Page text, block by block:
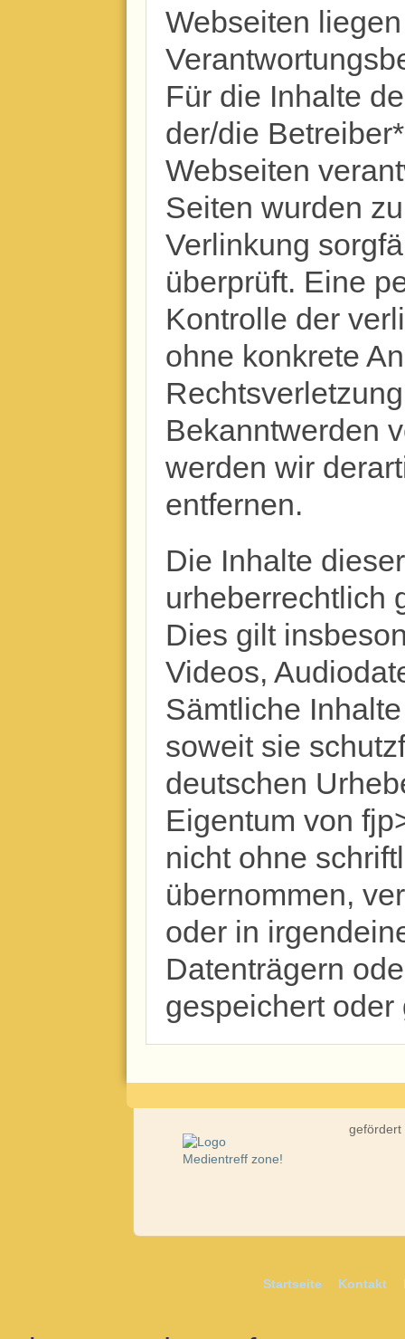
Webseiten
Für die Inhalte
der/die
Webseiten
Seiten wurden
Verlinkung
überprüft. Eine
Kontrolle der
ohne konkrete
Bekanntwerden
werden wir
entfernen.
Die Inhalte
urheberrechtlich
Dies gilt
Videos,
Sämtliche
soweit sie
deutschen
Eigentum von
nicht ohne
übernommen,
oder in
Datenträgern
gespeichert
gefördert
Startseite Kontakt